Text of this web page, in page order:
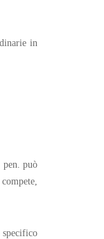
in
pen. può